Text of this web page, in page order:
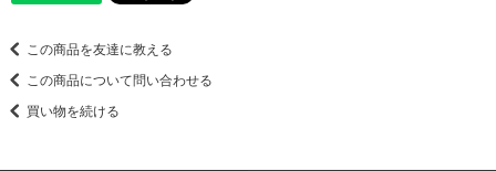
この商品を友達に教える
この商品について問い合わせる
買い物を続ける